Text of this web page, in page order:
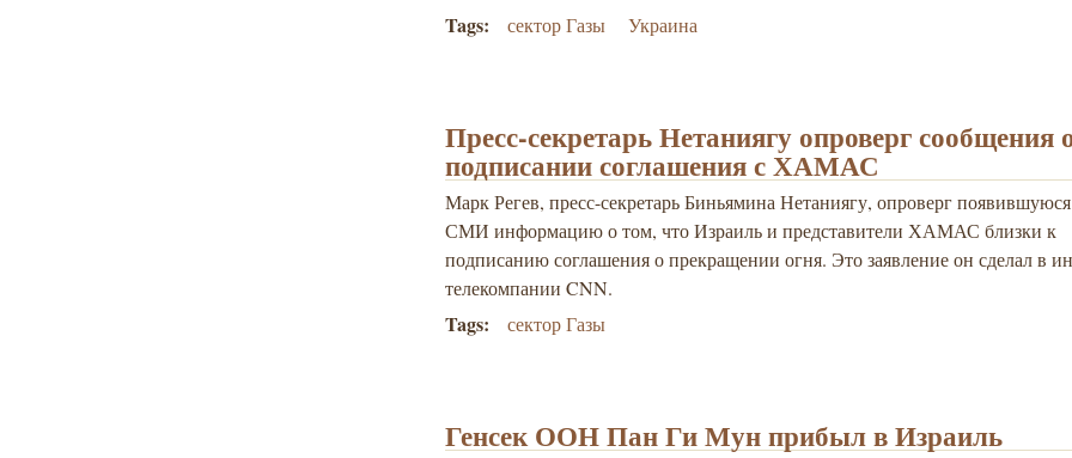
Tags: сектор Газы Украина
Пресс-секретарь Нетаниягу опроверг сообщения
подписании соглашения с ХАМАС
Марк Регев, пресс-секретарь Биньямина Нетаниягу, опроверг
СМИ информацию о том, что Израиль и представители ХАМАС близки к
подписанию соглашения о прекращении огня. Это заявление он сделал в
телекомпании CNN.
Tags: сектор Газы
Генсек ООН Пан Ги Мун прибыл в Израиль